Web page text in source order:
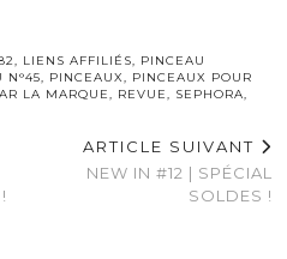
, LIENS AFFILIÉS, PINCEAU
N°45, PINCEAUX, PINCEAUX POUR
LA MARQUE, REVUE, SEPHORA,
ARTICLE SUIVANT
NEW IN #12 | SPÉCIAL
SOLDES !